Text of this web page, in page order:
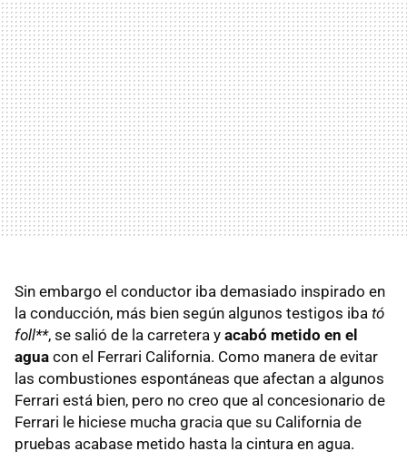
Sin embargo el conductor iba demasiado inspirado en
la conducción, más bien según algunos testigos iba tó
foll**, se salió de la carretera y acabó metido en el
agua con el Ferrari California. Como manera de evitar
las combustiones espontáneas que afectan a algunos
Ferrari está bien, pero no creo que al concesionario de
Ferrari le hiciese mucha gracia que su California de
pruebas acabase metido hasta la cintura en agua.